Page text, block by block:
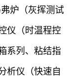
炉（灰挥测试
仪（时温程控
系列、粘结指
析仪（快速自